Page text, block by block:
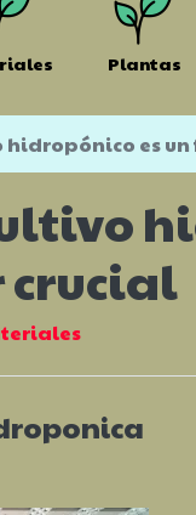
Plantas
es
crucial